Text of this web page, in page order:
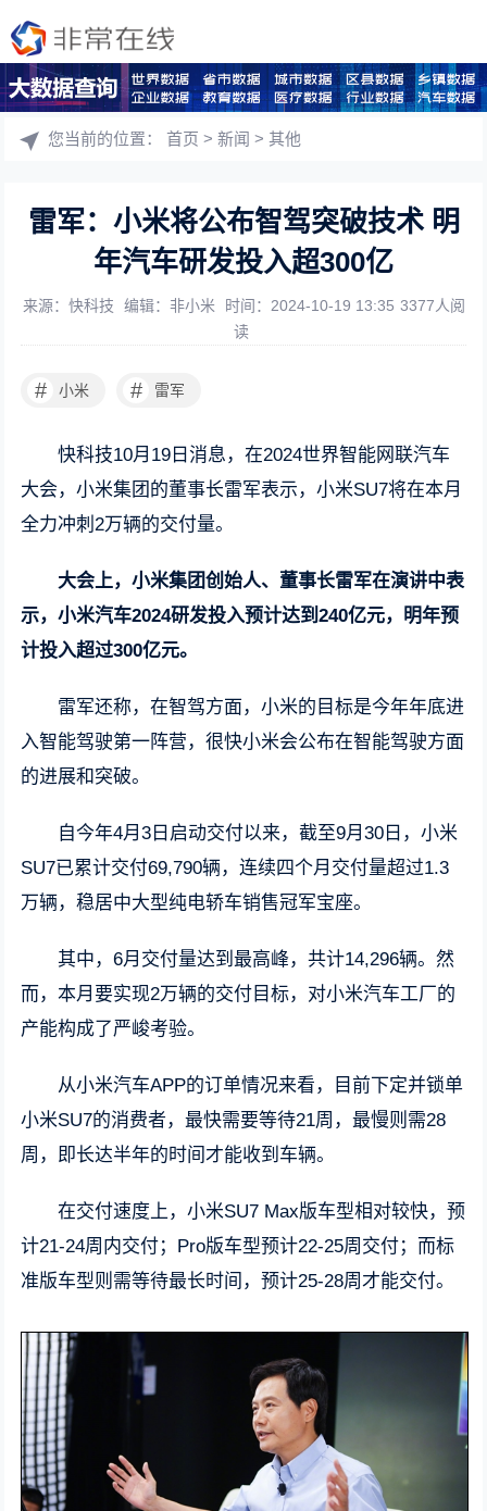
您当前的位置：首页 >新闻 >其他
雷军：小米将公布智驾突破技术 明
年汽车研发投入超300亿
来源：快科技 编辑：非小米 时间：2024-10-19 13:35 3377人阅
读
# 小米 # 雷军
快科技10月19日消息，在2024世界智能网联汽车
大会，小米集团的董事长雷军表示，小米SU7将在本月
全力冲刺2万辆的交付量。
大会上，小米集团创始人、董事长雷军在演讲中表
示，小米汽车2024研发投入预计达到240亿元，明年预
计投入超过300亿元。
雷军还称，在智驾方面，小米的目标是今年年底进
入智能驾驶第一阵营，很快小米会公布在智能驾驶方面
的进展和突破。
自今年4月3日启动交付以来，截至9月30日，小米
SU7已累计交付69,790辆，连续四个月交付量超过1.3
万辆，稳居中大型纯电轿车销售冠军宝座。
其中，6月交付量达到最高峰，共计14,296辆。然
而，本月要实现2万辆的交付目标，对小米汽车工厂的
产能构成了严峻考验。
从小米汽车APP的订单情况来看，目前下定并锁单
小米SU7的消费者，最快需要等待21周，最慢则需28
周，即长达半年的时间才能收到车辆。
在交付速度上，小米SU7 Max版车型相对较快，预
计21-24周内交付；Pro版车型预计22-25周交付；而标
准版车型则需等待最长时间，预计25-28周才能交付。